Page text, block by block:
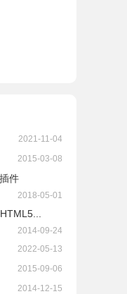
2021-11-04
2015-03-08
件
2018-05-01
2014-09-24
2022-05-13
2015-09-06
2014-12-15